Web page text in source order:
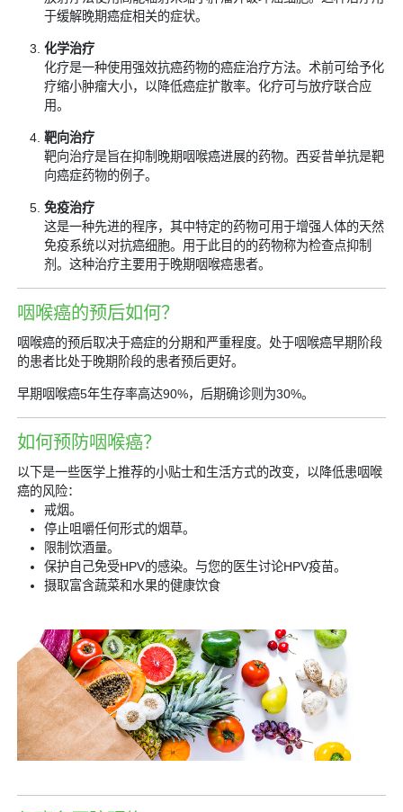
于缓解晚期癌症相关的症状。
化学治疗
化疗是一种使用强效抗癌药物的癌症治疗方法。术前可给予化
疗缩小肿瘤大小，以降低癌症扩散率。化疗可与放疗联合应
用。
靶向治疗
靶向治疗是旨在抑制晚期咽喉癌进展的药物。西妥昔单抗是靶
向癌症药物的例子。
免疫治疗
这是一种先进的程序，其中特定的药物可用于增强人体的天然
免疫系统以对抗癌细胞。用于此目的的药物称为检查点抑制
剂。这种治疗主要用于晚期咽喉癌患者。
咽喉癌的预后如何？
咽喉癌的预后取决于癌症的分期和严重程度。处于咽喉癌早期阶段
的患者比处于晚期阶段的患者预后更好。
早期咽喉癌5年生存率高达90%，后期确诊则为30%。
如何预防咽喉癌？
以下是一些医学上推荐的小贴士和生活方式的改变，以降低患咽喉
癌的风险：
戒烟。
停止咀嚼任何形式的烟草。
限制饮酒量。
保护自己免受HPV的感染。与您的医生讨论HPV疫苗。
摄取富含蔬菜和水果的健康饮食